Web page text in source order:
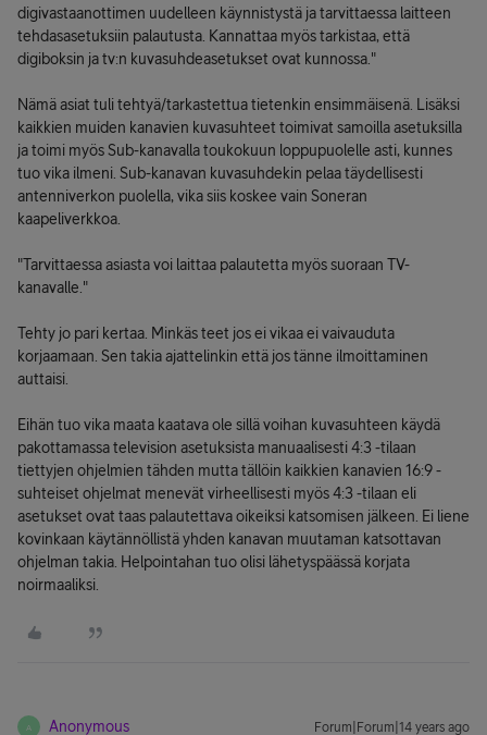
digivastaanottimen uudelleen käynnistystä ja tarvittaessa laitteen
tehdasasetuksiin palautusta. Kannattaa myös tarkistaa, että
digiboksin ja tv:n kuvasuhdeasetukset ovat kunnossa."
Nämä asiat tuli tehtyä/tarkastettua tietenkin ensimmäisenä. Lisäksi
kaikkien muiden kanavien kuvasuhteet toimivat samoilla asetuksilla
ja toimi myös Sub-kanavalla toukokuun loppupuolelle asti, kunnes
tuo vika ilmeni. Sub-kanavan kuvasuhdekin pelaa täydellisesti
antenniverkon puolella, vika siis koskee vain Soneran
kaapeliverkkoa.
"Tarvittaessa asiasta voi laittaa palautetta myös suoraan TV-
kanavalle."
Tehty jo pari kertaa. Minkäs teet jos ei vikaa ei vaivauduta
korjaamaan. Sen takia ajattelinkin että jos tänne ilmoittaminen
auttaisi.
Eihän tuo vika maata kaatava ole sillä voihan kuvasuhteen käydä
pakottamassa television asetuksista manuaalisesti 4:3 -tilaan
tiettyjen ohjelmien tähden mutta tällöin kaikkien kanavien 16:9 -
suhteiset ohjelmat menevät virheellisesti myös 4:3 -tilaan eli
asetukset ovat taas palautettava oikeiksi katsomisen jälkeen. Ei liene
kovinkaan käytännöllistä yhden kanavan muutaman katsottavan
ohjelman takia. Helpointahan tuo olisi lähetyspäässä korjata
noirmaaliksi.
A Anonymous Forum|Forum|14 years ago